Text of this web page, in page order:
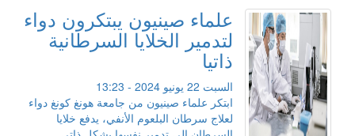
علماء صينيون يبتكرون دواء
لتدمير الخلايا السرطانية
ذاتيا
السبت 22 يونيو 2024 - 13:23
ابتكر علماء صينيون من جامعة هونغ كونغ دواء
لعلاج سرطان البلعوم الأنفي، يدفع خلايا